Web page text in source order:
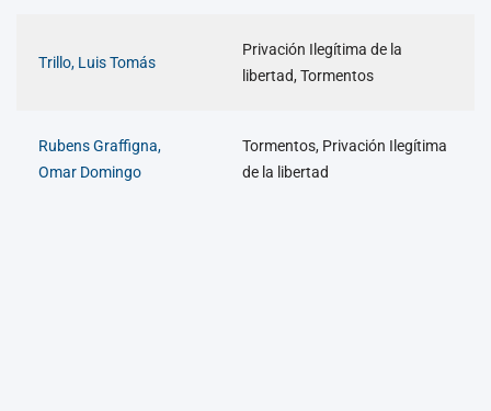
Trillo, Luis Tomás
Privación Ilegítima de la
libertad, Tormentos
Rubens Graffigna,
Omar Domingo
Tormentos, Privación Ilegítima
de la libertad